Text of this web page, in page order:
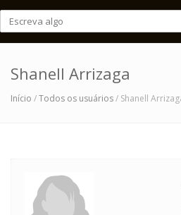
Shanell Arrizaga
Início /Todos os usuários/ Shanell